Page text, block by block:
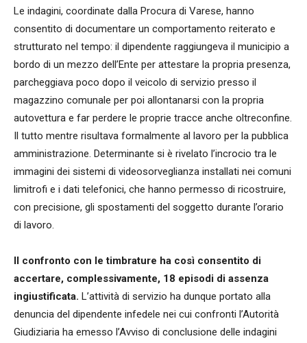
Le indagini, coordinate dalla Procura di Varese, hanno
consentito di documentare un comportamento reiterato e
strutturato nel tempo: il dipendente raggiungeva il municipio a
bordo di un mezzo dell’Ente per attestare la propria presenza,
parcheggiava poco dopo il veicolo di servizio presso il
magazzino comunale per poi allontanarsi con la propria
autovettura e far perdere le proprie tracce anche oltreconfine.
Il tutto mentre risultava formalmente al lavoro per la pubblica
amministrazione. Determinante si è rivelato l’incrocio tra le
immagini dei sistemi di videosorveglianza installati nei comuni
limitrofi e i dati telefonici, che hanno permesso di ricostruire,
con precisione, gli spostamenti del soggetto durante l’orario
di lavoro.
Il confronto con le timbrature ha così consentito di
accertare, complessivamente, 18 episodi di assenza
ingiustificata. L’attività di servizio ha dunque portato alla
denuncia del dipendente infedele nei cui confronti l’Autorità
Giudiziaria ha emesso l’Avviso di conclusione delle indagini